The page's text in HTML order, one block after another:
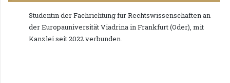
Studentin der Fachrichtung für Rechtswissenschaften an
der Europauniversität Viadrina in Frankfurt (Oder), mit
Kanzlei seit 2022 verbunden.